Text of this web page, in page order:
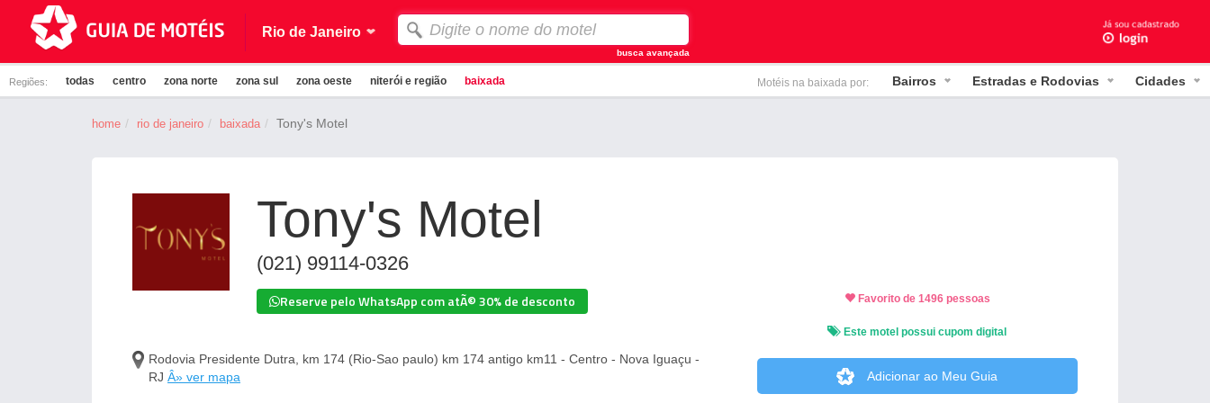
Rio de Janeiro
busca avançada
Regiões: todas centro zona norte zona sul zona oeste niterói e região baixada Motéis na baixada por: Bairros Estradas e Rodovias Cidades
home rio de janeiro baixada Tony's Motel
Tony's Motel
(021) 99114-0326
Reserve pelo WhatsApp comatÃ© 30% de desconto
Rodovia Presidente Dutra, km 174 (Rio-Sao paulo) km 174 antigo km11 - Centro - Nova Iguaçu -
RJ Â» ver mapa
Favorito de 1496 pessoas
Este motel possui cupom digital
Adicionar ao Meu Guia